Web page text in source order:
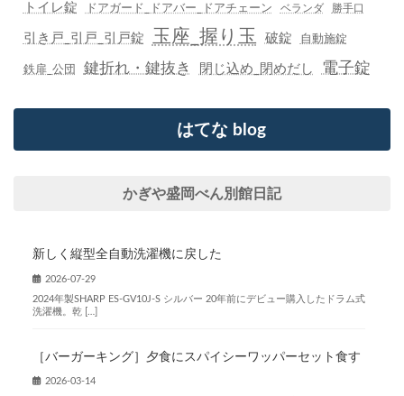
トイレ錠
ドアガード_ドアバー_ドアチェーン ベランダ 勝手口
引き戸_引戸_引戸錠 玉座_握り玉 破錠 自動施錠
鉄扉_公団 鍵折れ・鍵抜き 閉じ込め_閉めだし 電子錠
はてな blog
かぎや盛岡べん別館日記
新しく縦型全自動洗濯機に戻した
2026-07-29
2024年製SHARP ES-GV10J-S シルバー 20年前にデビュー購入したドラム式
洗濯機。乾 […]
［バーガーキング］夕食にスパイシーワッパーセット食す
2026-03-14